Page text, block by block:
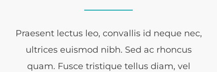
Qué hacemos
Ser Hija de la Caridad hoy
Praesent lectus leo, convallis id neque nec,
ultrices euismod nibh. Sed ac rhoncus
quam. Fusce tristique tellus diam, vel